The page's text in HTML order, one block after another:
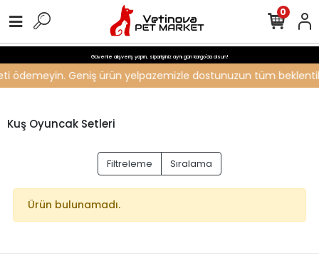
Güvenle alışveriş yapın, siparişiniz aynı gün kargo'da olsun!
ödemeyin. Geniş ürün yelpazemizle dostunuzun tüm
0
Kuş Oyuncak Setleri
Filtreleme Sıralama
Ürün bulunamadı.